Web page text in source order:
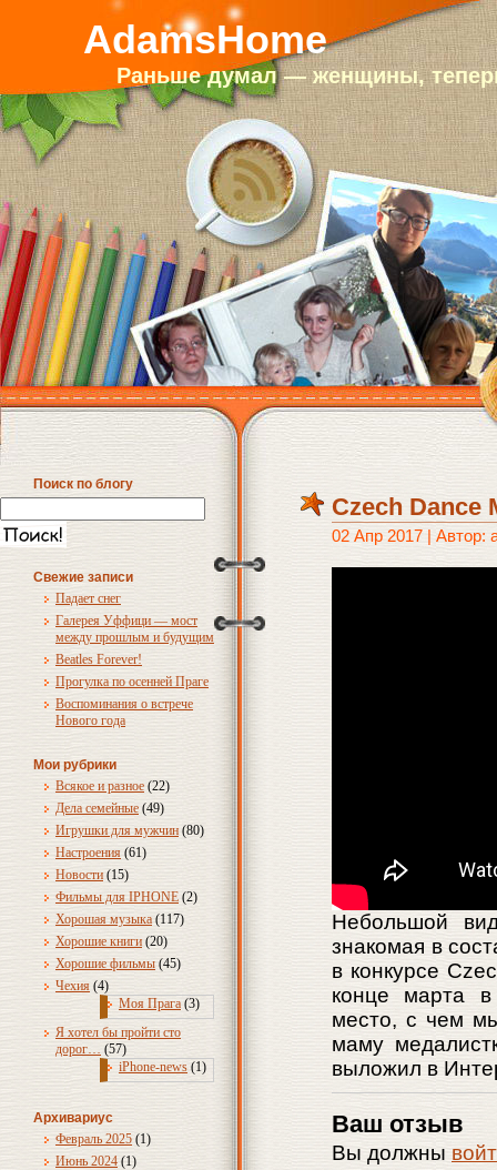
AdamsHome
Раньше думал — женщины,
Поиск по блогу
Свежие записи
Падает снег
Галерея Уффици — мост
между прошлым и будущим
Beatles Forever!
Прогулка по осенней Праге
Воспоминания о встрече
Нового года
Мои рубрики
Всякое и разное (22)
Дела семейные (49)
Игрушки для мужчин (80)
Настроения (61)
Новости (15)
Фильмы для IPHONE (2)
Хорошая музыка (117)
Хорошие книги (20)
Хорошие фильмы (45)
Чехия (4)
Моя Прага (3)
Я хотел бы пройти сто
дорог… (57)
iPhone-news (1)
Архивариус
Февраль 2025 (1)
Июнь 2024 (1)
Czech Dance
02 Апр 2017 | Автор:
Небольшой
знакомая в
в конкурсе
конце марта в
место, с чем
маму
выложил в
Ваш отзыв
Вы должны